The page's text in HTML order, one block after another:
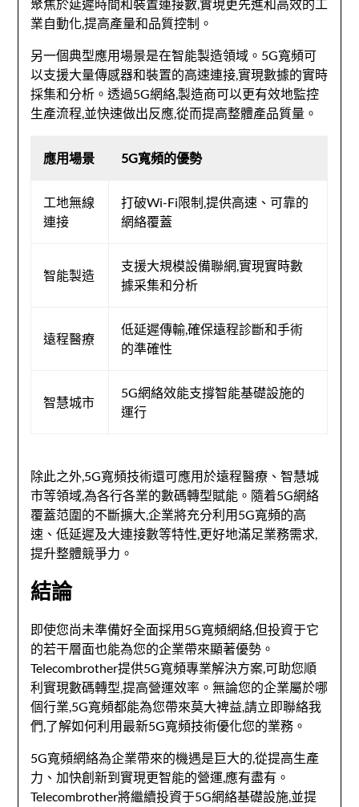
聚焦於延遲時間和裝置連接數,實現更先進和高效的工
業自動化,提高產量和品質控制。
另一個典型應用場景是在智能製造領域。5G寬頻可
以支援大量傳感器和裝置的高速連接,實現數據的實時
採集和分析。透過5G網絡,製造商可以更有效地監控
生產流程,並快速做出反應,從而提高整體產品質量。
應用場景 5G寬頻的優勢
工地無線
連接
打破Wi-Fi限制,提供高速、可靠的
網絡覆蓋
智能製造
支援大規模設備聯網,實現實時數
據采集和分析
遠程醫療
低延遲傳輸,確保遠程診斷和手術
的準確性
智慧城市
5G網絡效能支撐智能基礎設施的
運行
除此之外,5G寬頻技術還可應用於遠程醫療、智慧城
市等領域,為各行各業的數碼轉型賦能。隨着5G網絡
覆蓋范圍的不斷擴大,企業將充分利用5G寬頻的高
速、低延遲及大連接數等特性,更好地滿足業務需求,
提升整體競爭力。
結論
即使您尚未準備好全面採用5G寬頻網絡,但投資于它
的若干層面也能為您的企業帶來顯著優勢。
Telecombrother提供5G寬頻專業解決方案,可助您順
利實現數碼轉型,提高營運效率。無論您的企業屬於哪
個行業,5G寬頻都能為您帶來莫大裨益,請立即聯絡我
們,了解如何利用最新5G寬頻技術優化您的業務。
5G寬頻網絡為企業帶來的機遇是巨大的,從提高生產
力、加快創新到實現更智能的營運,應有盡有。
Telecombrother將繼續投資于5G網絡基礎設施,並提